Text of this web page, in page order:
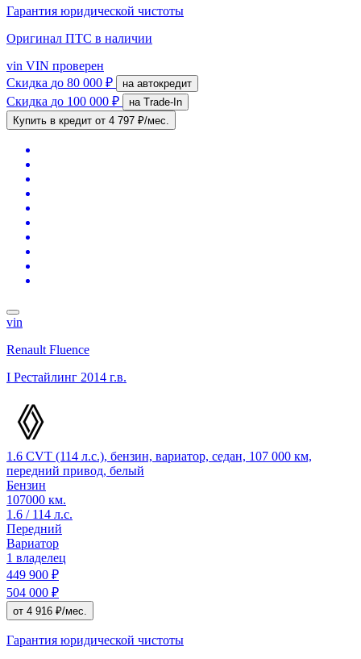
Гарантия юридической чистоты
Оригинал ПТС в наличии
vin VIN проверен
Скидка до 80 000 ₽ на автокредит
Скидка до 100 000 ₽
на Trade-In
Купить в кредит от 4 797 ₽/мес.
vin
Renault Fluence
I Рестайлинг 2014 г.в.
1.6 CVT (114 л.с.), бензин, вариатор, седан, 107 000 км,
передний привод, белый
Бензин
107000 км.
1.6 / 114 л.с.
Передний
Вариатор
1 владелец
449 900 ₽
504 000 ₽
от 4 916 ₽/мес.
Гарантия юридической чистоты